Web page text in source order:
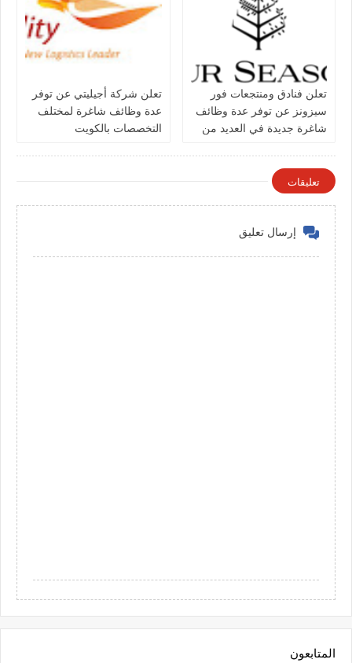
تعلن فنادق ومنتجعات فور
سيزونز‏ عن توفر عدة وظائف
شاغرة جديدة في العديد من
تعلن شركة أجيليتي عن توفر
عدة وظائف شاغرة لمختلف
التخصصات بالكويت
تعليقات
إرسال تعليق
المتابعون